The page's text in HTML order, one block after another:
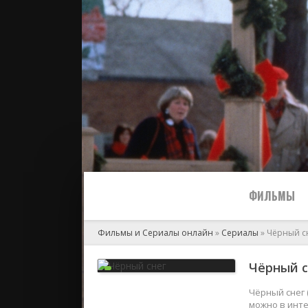
ФИЛЬМЫ
2024
Фильмы и Сериалы онлайн » Сериалы » Чёрный
Чёрный
Чёрный снег
можно в